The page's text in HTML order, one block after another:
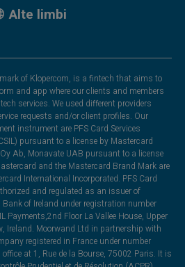
Alte limbi
of Klopercom, is a fintech that aims to
and app where our clients and members
services. We used different providers
requests and/or client profiles. Our
instrument are PFS Card Services
pursuant to a license by Mastercard
Ab, Monavate UAB pursuant to a license
and the Mastercard Brand Mark are
International Incorporated. PFS Card
and regulated as an issuer of
Bank of Ireland under registration number
Payments,2nd Floor La Vallee House, Upper
Ireland. Moorwand Ltd in partnership with
registered in France under number
at 1, Rue de la Bourse, 75002 Paris. It is